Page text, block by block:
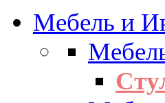
Мебель и